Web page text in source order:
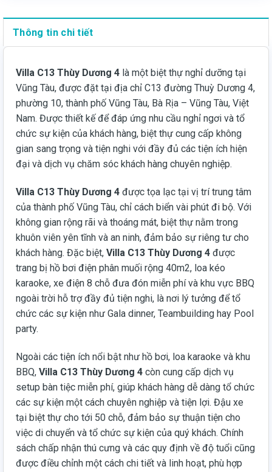
Thông tin chi tiết
Villa C13 Thùy Dương 4 là một biệt thự nghỉ dưỡng tại
Vũng Tàu, được đặt tại địa chỉ C13 đường Thuỳ Dương 4,
phường 10, thành phố Vũng Tàu, Bà Rịa – Vũng Tàu, Việt
Nam. Được thiết kế để đáp ứng nhu cầu nghỉ ngơi và tổ
chức sự kiện của khách hàng, biệt thự cung cấp không
gian sang trọng và tiện nghi với đầy đủ các tiện ích hiện
đại và dịch vụ chăm sóc khách hàng chuyên nghiệp.
Villa C13 Thùy Dương 4 được tọa lạc tại vị trí trung tâm
của thành phố Vũng Tàu, chỉ cách biển vài phút đi bộ. Với
không gian rộng rãi và thoáng mát, biệt thự nằm trong
khuôn viên yên tĩnh và an ninh, đảm bảo sự riêng tư cho
khách hàng. Đặc biệt, Villa C13 Thùy Dương 4 được
trang bị hồ bơi điện phân muối rộng 40m2, loa kéo
karaoke, xe điện 8 chỗ đưa đón miễn phí và khu vực BBQ
ngoài trời hỗ trợ đầy đủ tiện nghi, là nơi lý tưởng để tổ
chức các sự kiện như Gala dinner, Teambuilding hay Pool
party.
Ngoài các tiện ích nổi bật như hồ bơi, loa karaoke và khu
BBQ, Villa C13 Thùy Dương 4 còn cung cấp dịch vụ
setup bàn tiệc miễn phí, giúp khách hàng dễ dàng tổ chức
các sự kiện một cách chuyên nghiệp và tiện lợi. Đậu xe
tại biệt thự cho tới 50 chỗ, đảm bảo sự thuận tiện cho
việc di chuyển và tổ chức sự kiện của quý khách. Chính
sách chấp nhận thú cưng và các quy định về độ tuổi cũng
được điều chỉnh một cách chi tiết và linh hoạt, phù hợp